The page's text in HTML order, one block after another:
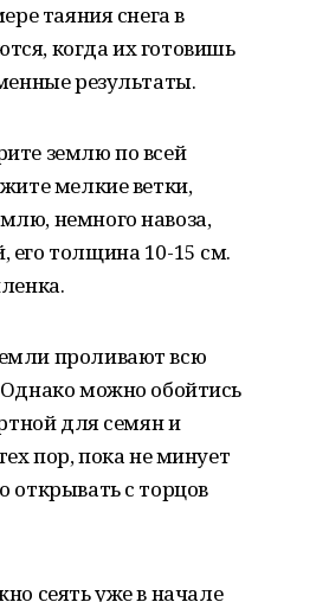
таяния снега в
когда их готовишь
результаты.
землю по всей
мелкие ветки,
немного навоза,
его толщина 10-15 см.
проливают всю
Однако можно обойтись
для семян и
пор, пока не минует
открывать с торцов
сеять уже в начале